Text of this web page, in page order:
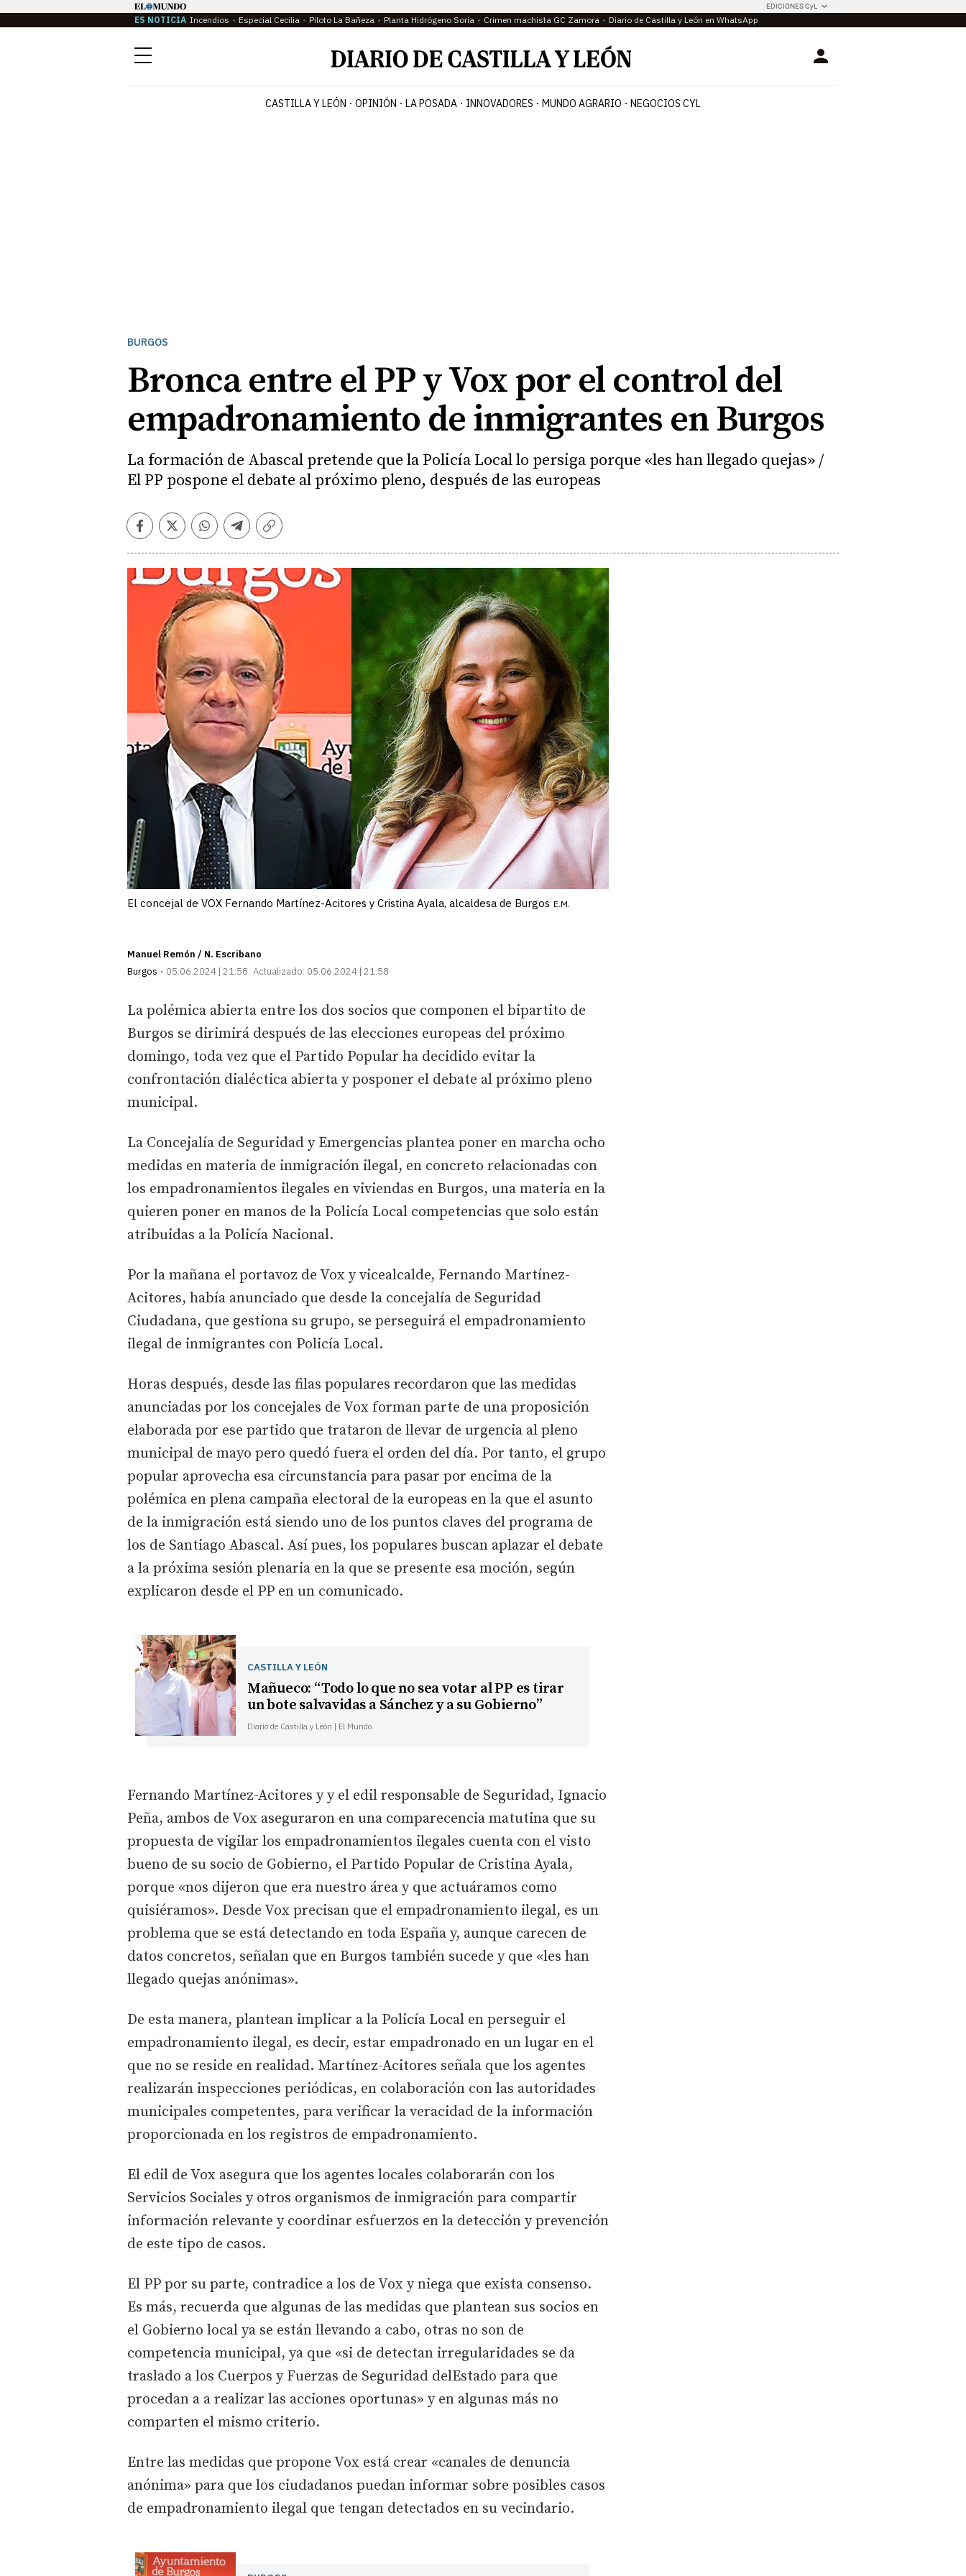
EDICIONES CyL
ES NOTICIA Incendios Especial Cecilia Piloto La Bañeza Planta Hidrógeno Soria Crimen machista GC Zamora Diario de Castilla y León en WhatsApp
Menú Login
CASTILLA Y LEÓN OPINIÓN LA POSADA INNOVADORES MUNDO AGRARIO NEGOCIOS CYL
BURGOS
Bronca entre el PP y Vox por el control del
empadronamiento de inmigrantes en Burgos
La formación de Abascal pretende que la Policía Local lo persiga porque «les han llegado quejas» /
El PP pospone el debate al próximo pleno, después de las europeas
Facebook
TwitterWhatsapp
Telegram
Copiar
El concejal de VOX Fernando Martínez-Acitores y Cristina Ayala, alcaldesa de Burgos E.M.
Manuel Remón / N. Escribano
Burgos
05.06.2024 | 21:58 Actualizado: 05.06.2024 | 21:58
La polémica abierta entre los dos socios que componen el bipartito de
Burgos se dirimirá después de las elecciones europeas del próximo
domingo, toda vez que el Partido Popular ha decidido evitar la
confrontación dialéctica abierta y posponer el debate al próximo pleno
municipal.
La Concejalía de Seguridad y Emergencias plantea poner en marcha ocho
medidas en materia de inmigración ilegal, en concreto relacionadas con
los empadronamientos ilegales en viviendas en Burgos, una materia en la
quieren poner en manos de la Policía Local competencias que solo están
atribuidas a la Policía Nacional.
Por la mañana el portavoz de Vox y vicealcalde, Fernando Martínez-
Acitores, había anunciado que desde la concejalía de Seguridad
Ciudadana, que gestiona su grupo, se perseguirá el empadronamiento
ilegal de inmigrantes con Policía Local.
Horas después, desde las filas populares recordaron que las medidas
anunciadas por los concejales de Vox forman parte de una proposición
elaborada por ese partido que trataron de llevar de urgencia al pleno
municipal de mayo pero quedó fuera el orden del día. Por tanto, el grupo
popular aprovecha esa circunstancia para pasar por encima de la
polémica en plena campaña electoral de la europeas en la que el asunto
de la inmigración está siendo uno de los puntos claves del programa de
los de Santiago Abascal. Así pues, los populares buscan aplazar el debate
a la próxima sesión plenaria en la que se presente esa moción, según
explicaron desde el PP en un comunicado.
CASTILLA Y LEÓN
Mañueco: “Todo lo que no sea votar al PP es tirar
un bote salvavidas a Sánchez y a su Gobierno”
Diario de Castilla y León | El Mundo
Fernando Martínez-Acitores y y el edil responsable de Seguridad, Ignacio
Peña, ambos de Vox aseguraron en una comparecencia matutina que su
propuesta de vigilar los empadronamientos ilegales cuenta con el visto
bueno de su socio de Gobierno, el Partido Popular de Cristina Ayala,
porque «nos dijeron que era nuestro área y que actuáramos como
quisiéramos». Desde Vox precisan que el empadronamiento ilegal, es un
problema que se está detectando en toda España y, aunque carecen de
datos concretos, señalan que en Burgos también sucede y que «les han
llegado quejas anónimas».
De esta manera, plantean implicar a la Policía Local en perseguir el
empadronamiento ilegal, es decir, estar empadronado en un lugar en el
que no se reside en realidad. Martínez-Acitores señala que los agentes
realizarán inspecciones periódicas, en colaboración con las autoridades
municipales competentes, para verificar la veracidad de la información
proporcionada en los registros de empadronamiento.
El edil de Vox asegura que los agentes locales colaborarán con los
Servicios Sociales y otros organismos de inmigración para compartir
información relevante y coordinar esfuerzos en la detección y prevención
de este tipo de casos.
El PP por su parte, contradice a los de Vox y niega que exista consenso.
Es más, recuerda que algunas de las medidas que plantean sus socios en
el Gobierno local ya se están llevando a cabo, otras no son de
competencia municipal, ya que «si de detectan irregularidades se da
traslado a los Cuerpos y Fuerzas de Seguridad delEstado para que
procedan a a realizar las acciones oportunas» y en algunas más no
comparten el mismo criterio.
Entre las medidas que propone Vox está crear «canales de denuncia
anónima» para que los ciudadanos puedan informar sobre posibles casos
de empadronamiento ilegal que tengan detectados en su vecindario.